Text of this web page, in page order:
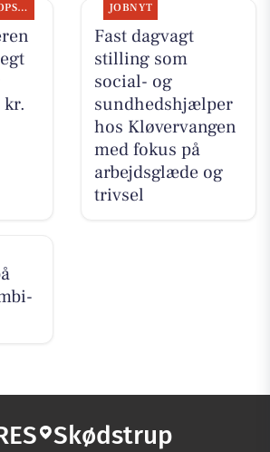
OPSLAGSTAVLEN JOBNYT
Fast dagvagt
stilling som
social- og
sundhedshjælper
hos Kløvervangen
med fokus på
arbejdsglæde og
trivsel
Skødstrup